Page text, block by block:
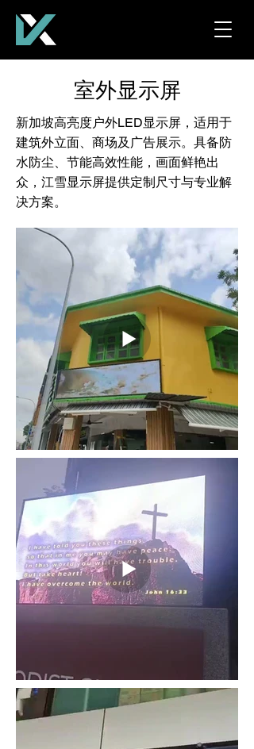
室外显示屏
新加坡高亮度户外LED显示屏，适用于
建筑外立面、商场及广告展示。具备防
水防尘、节能高效性能，画面鲜艳出
众，江雪显示屏提供定制尺寸与专业解
决方案。